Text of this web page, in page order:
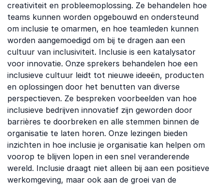
creativiteit en probleemoplossing. Ze behandelen hoe
teams kunnen worden opgebouwd en ondersteund
om inclusie te omarmen, en hoe teamleden kunnen
worden aangemoedigd om bij te dragen aan een
cultuur van inclusiviteit. Inclusie is een katalysator
voor innovatie. Onze sprekers behandelen hoe een
inclusieve cultuur leidt tot nieuwe ideeën, producten
en oplossingen door het benutten van diverse
perspectieven. Ze bespreken voorbeelden van hoe
inclusieve bedrijven innovatief zijn geworden door
barrières te doorbreken en alle stemmen binnen de
organisatie te laten horen. Onze lezingen bieden
inzichten in hoe inclusie je organisatie kan helpen om
voorop te blijven lopen in een snel veranderende
wereld. Inclusie draagt niet alleen bij aan een positieve
werkomgeving, maar ook aan de groei van de